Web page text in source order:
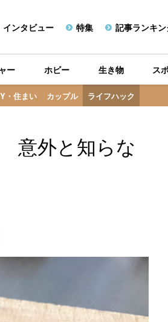
インタビュー 特集 記事ランキン
・住まい カップル ライフハック
ー ホビー 生き物 ス
意外と知らな